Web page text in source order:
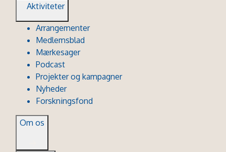
Aktiviteter
Arrangementer
Medlemsblad
Mærkesager
Podcast
Projekter og kampagner
Nyheder
Forskningsfond
Om os